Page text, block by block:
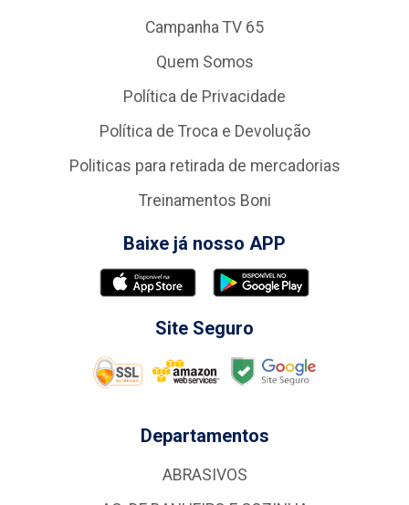
Campanha TV 65
Quem Somos
Política de Privacidade
Política de Troca e Devolução
Politicas para retirada de mercadorias
Treinamentos Boni
Baixe já nosso APP
Site Seguro
Departamentos
ABRASIVOS